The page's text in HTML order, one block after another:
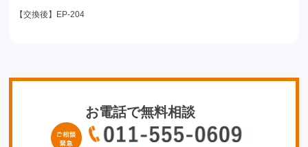
【交換後】EP-204
お電話で無料相談